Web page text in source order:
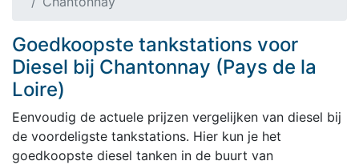
Goedkoopste tankstations voor
Diesel bij Chantonnay (Pays de la
Loire)
Eenvoudig de actuele prijzen vergelijken van diesel bij
de voordeligste tankstations. Hier kun je het
goedkoopste diesel tanken in de buurt van